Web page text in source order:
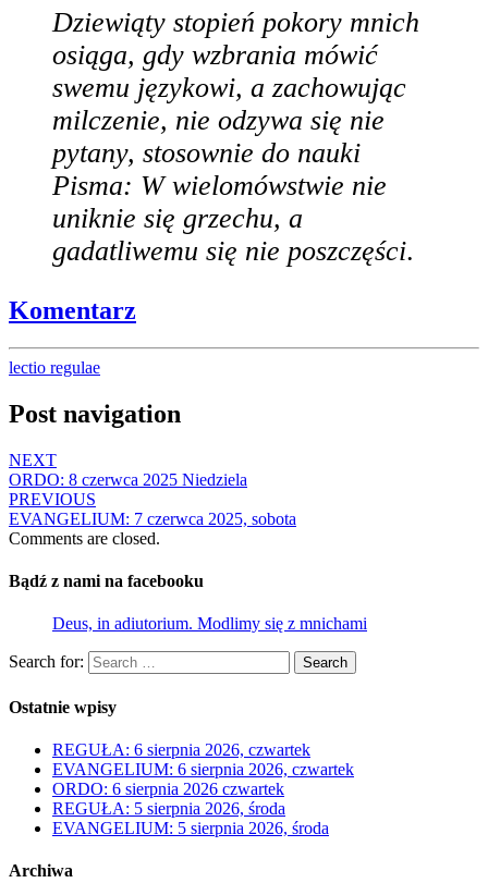
Dziewiąty stopień pokory mnich
osiąga, gdy wzbrania mówić
swemu językowi, a zachowując
milczenie, nie odzywa się nie
pytany, stosownie do nauki
Pisma: W wielomówstwie nie
uniknie się grzechu, a
gadatliwemu się nie poszczęści.
Komentarz
lectio regulae
Post navigation
NEXT
ORDO: 8 czerwca 2025 Niedziela
PREVIOUS
EVANGELIUM: 7 czerwca 2025, sobota
Comments are closed.
Bądź z nami na facebooku
Deus, in adiutorium. Modlimy się z mnichami
Search for: Search
Ostatnie wpisy
REGUŁA: 6 sierpnia 2026, czwartek
EVANGELIUM: 6 sierpnia 2026, czwartek
ORDO: 6 sierpnia 2026 czwartek
REGUŁA: 5 sierpnia 2026, środa
EVANGELIUM: 5 sierpnia 2026, środa
Archiwa